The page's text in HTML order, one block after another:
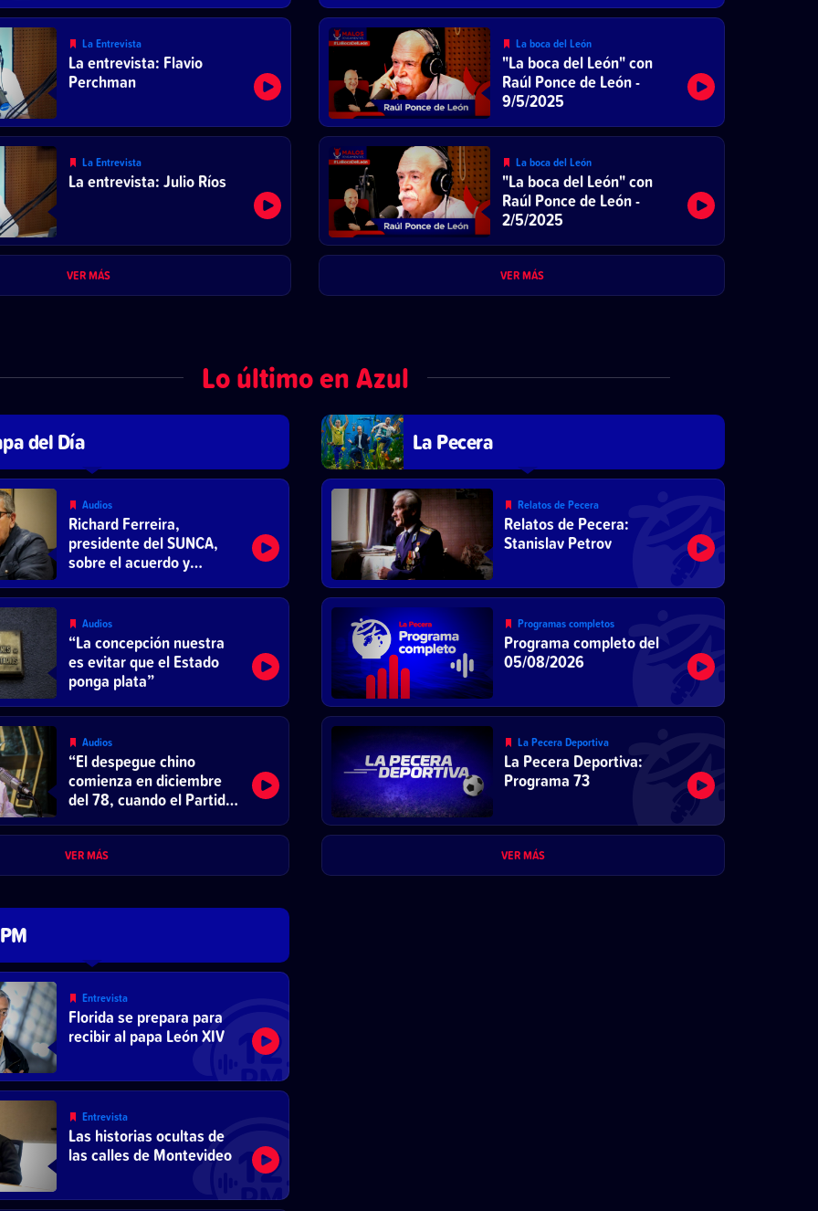
La Entrevista
La entrevista: Flavio
Perchman
La Entrevista
La entrevista: Julio Ríos
VER MÁS
La boca del León
"La boca del León" con
Raúl Ponce de León -
9/5/2025
La boca del León
"La boca del León" con
Raúl Ponce de León -
2/5/2025
VER MÁS
Lo último en Azul
del Día
Audios
Richard Ferreira,
presidente del SUNCA,
sobre el acuerdo y
laboral
Audios
“La concepción nuestra
es evitar que el Estado
ponga plata”
Audios
“El despegue chino
comienza en diciembre
del 78, cuando el Partido
reformar el sistema
económico y abrirse al
mercado”
VER MÁS
La Pecera
Relatos de Pecera
Relatos de Pecera:
Stanislav Petrov
Programas completos
Programa completo del
05/08/2026
La Pecera Deportiva
La Pecera Deportiva:
Programa 73
VER MÁS
Entrevista
Florida se prepara para
recibir al papa León XIV
Entrevista
Las historias ocultas de
las calles de Montevideo